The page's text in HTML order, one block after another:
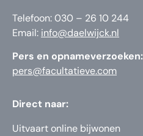
Telefoon: 030 – 26 10 244
Email: info@daelwijck.nl
Pers en opnameverzoeken:
pers@facultatieve.com
Direct naar:
Uitvaart online bijwonen